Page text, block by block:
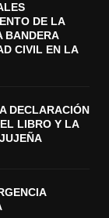
DE LA
BANDERA
CIVIL EN LA
DECLARACIÓN
LIBRO Y LA